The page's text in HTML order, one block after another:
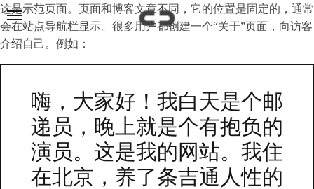
这是示范页面。页面和博客文章不同，它的位置是固定的，通常
会在站点导航栏显示。很多用户都创建一个“关于”页面，向访客
介绍自己。例如：
嗨，大家好！我白天是个邮
递员，晚上就是个有抱负的
演员。这是我的网站。我住
在北京，养了条吉通人性的